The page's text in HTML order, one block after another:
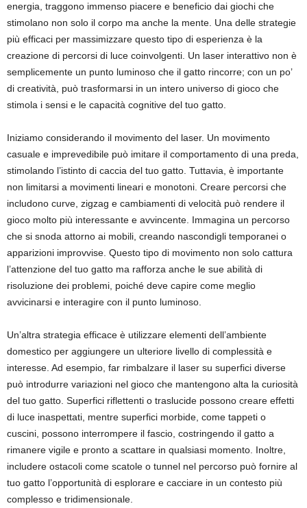
energia, traggono immenso piacere e beneficio dai giochi che
stimolano non solo il corpo ma anche la mente. Una delle strategie
più efficaci per massimizzare questo tipo di esperienza è la
creazione di percorsi di luce coinvolgenti. Un laser interattivo non è
semplicemente un punto luminoso che il gatto rincorre; con un po’
di creatività, può trasformarsi in un intero universo di gioco che
stimola i sensi e le capacità cognitive del tuo gatto.
Iniziamo considerando il movimento del laser. Un movimento
casuale e imprevedibile può imitare il comportamento di una preda,
stimolando l’istinto di caccia del tuo gatto. Tuttavia, è importante
non limitarsi a movimenti lineari e monotoni. Creare percorsi che
includono curve, zigzag e cambiamenti di velocità può rendere il
gioco molto più interessante e avvincente. Immagina un percorso
che si snoda attorno ai mobili, creando nascondigli temporanei o
apparizioni improvvise. Questo tipo di movimento non solo cattura
l’attenzione del tuo gatto ma rafforza anche le sue abilità di
risoluzione dei problemi, poiché deve capire come meglio
avvicinarsi e interagire con il punto luminoso.
Un’altra strategia efficace è utilizzare elementi dell’ambiente
domestico per aggiungere un ulteriore livello di complessità e
interesse. Ad esempio, far rimbalzare il laser su superfici diverse
può introdurre variazioni nel gioco che mantengono alta la curiosità
del tuo gatto. Superfici riflettenti o traslucide possono creare effetti
di luce inaspettati, mentre superfici morbide, come tappeti o
cuscini, possono interrompere il fascio, costringendo il gatto a
rimanere vigile e pronto a scattare in qualsiasi momento. Inoltre,
includere ostacoli come scatole o tunnel nel percorso può fornire al
tuo gatto l’opportunità di esplorare e cacciare in un contesto più
complesso e tridimensionale.